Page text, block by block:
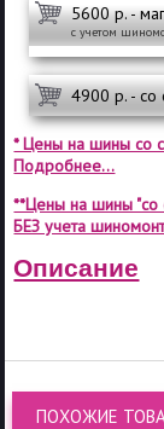
5600 р. -
с учетом
4900 р. -
* Цены на шины со
Подробнее...
**Цены на шины "со
БЕЗ учета
Описание
ПОХОЖИЕ